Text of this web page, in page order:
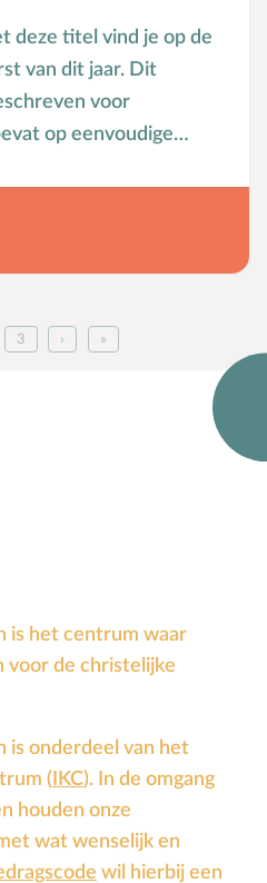
deze titel vind je op de
van dit jaar. Dit
voor
op eenvoudige
pop-up kaart
3 › »
is het centrum waar
voor de christelijke
is onderdeel van het
( IKC). In de omgang
houden onze
wat wenselijk en
wil hierbij een